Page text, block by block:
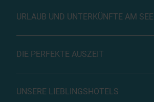
URLAUB UND UNTERKÜNFTE AM SEE
DIE PERFEKTE AUSZEIT
UNSERE LIEBLINGSHOTELS